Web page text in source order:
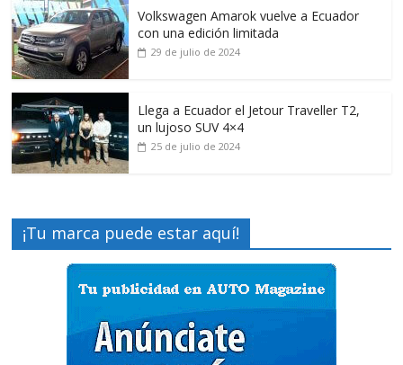
Volkswagen Amarok vuelve a Ecuador
con una edición limitada
29 de julio de 2024
Llega a Ecuador el Jetour Traveller T2,
un lujoso SUV 4×4
25 de julio de 2024
¡Tu marca puede estar aquí!